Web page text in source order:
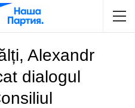
Alexandr
dialogul